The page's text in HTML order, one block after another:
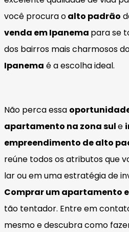
você procura oalto padrão
venda em Ipanema para se
dos bairros mais charmosos
Ipanema é a escolha ideal.
Não perca essa
apartamento na zona sule
empreendimento de alto
reúne todos os atributos que
lar ou em uma estratégia de
Comprar um apartamento
tão tentador. Entre em
mesmo e descubra como